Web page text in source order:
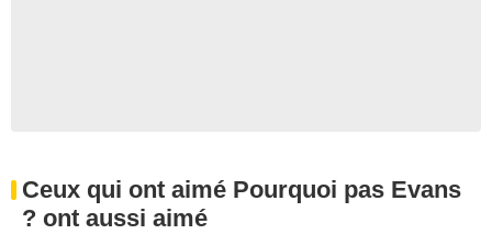
Ceux qui ont aimé Pourquoi pas Evans
? ont aussi aimé